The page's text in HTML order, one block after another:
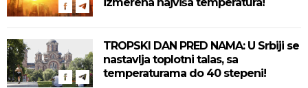
TROPSKI DAN PRED NAMA: U Srbiji se
nastavlja toplotni talas, sa
temperaturama do 40 stepeni!